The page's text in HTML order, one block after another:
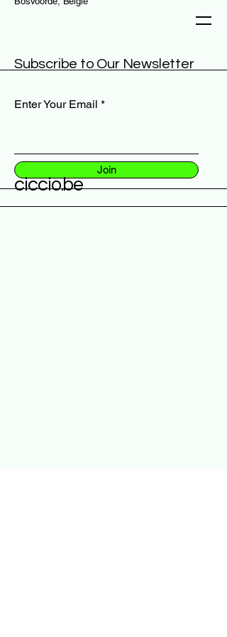
De beleving die je zoekt, bestaat niet.
Subscribe to Our Newsletter
Enter Your Email
Join
ciccio.be